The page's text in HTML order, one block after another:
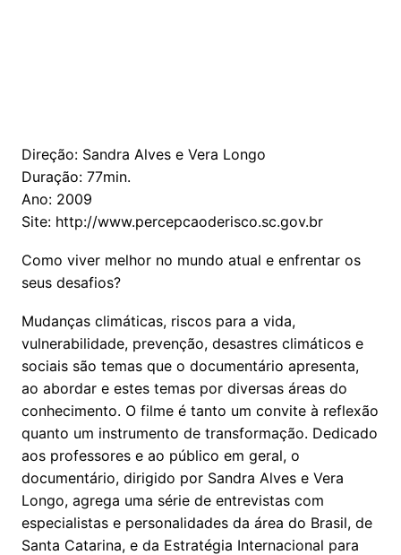
Direção: Sandra Alves e Vera Longo
Duração: 77min.
Ano: 2009
Site: http://www.percepcaoderisco.sc.gov.br
Como viver melhor no mundo atual e enfrentar os
seus desafios?
Mudanças climáticas, riscos para a vida,
vulnerabilidade, prevenção, desastres climáticos e
sociais são temas que o documentário apresenta,
ao abordar e estes temas por diversas áreas do
conhecimento. O filme é tanto um convite à reflexão
quanto um instrumento de transformação. Dedicado
aos professores e ao público em geral, o
documentário, dirigido por Sandra Alves e Vera
Longo, agrega uma série de entrevistas com
especialistas e personalidades da área do Brasil, de
Santa Catarina, e da Estratégia Internacional para